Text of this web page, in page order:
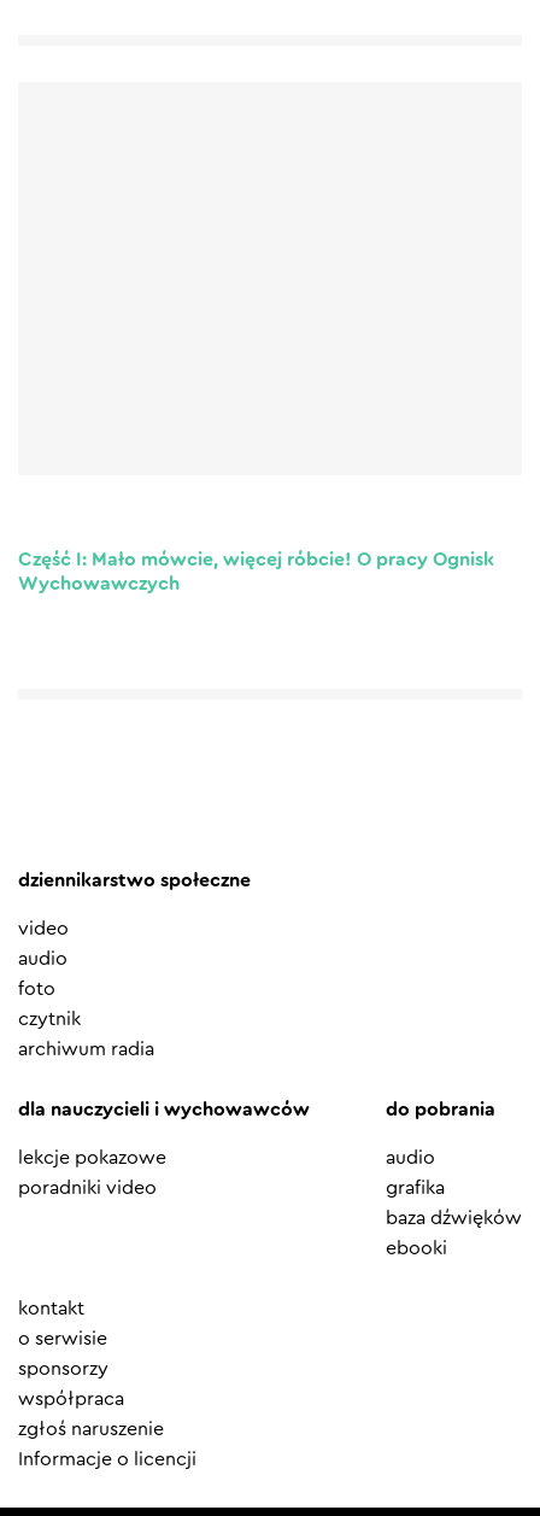
Część I: Mało mówcie, więcej róbcie! O pracy Ognisk
Wychowawczych
dziennikarstwo społeczne
video
audio
foto
czytnik
archiwum radia
dla nauczycieli i wychowawców
lekcje pokazowe
poradniki video
do pobrania
audio
grafika
baza dźwięków
ebooki
Element
menu
kontakt
o serwisie
sponsorzy
współpraca
zgłoś naruszenie
Informacje o licencji